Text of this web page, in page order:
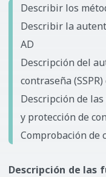
Describir los
Describir la
AD
Descripción del
contraseña
Descripción de
y protección de
Comprobación de
Descripción de las